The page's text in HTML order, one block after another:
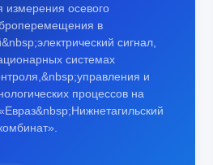
измерения осевого
в
сигнал,
системах
и
процессов на